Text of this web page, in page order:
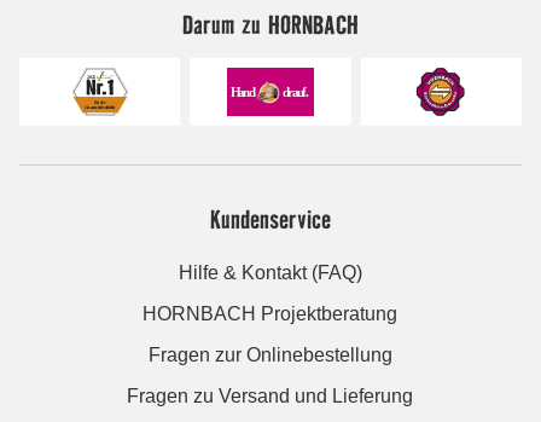
Darum zu HORNBACH
Kundenservice
Hilfe & Kontakt (FAQ)
HORNBACH Projektberatung
Fragen zur Onlinebestellung
Fragen zu Versand und Lieferung